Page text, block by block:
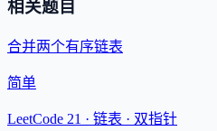
相关题目
合并两个有序链表
简单
LeetCode 21 · 链表 · 双指针